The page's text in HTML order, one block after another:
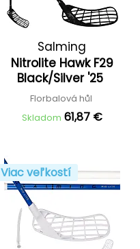
Salming
Nitrolite Hawk F29
Black/Silver '25
Florbalová hůl
Skladom 61,87 €
Viac veľkostí